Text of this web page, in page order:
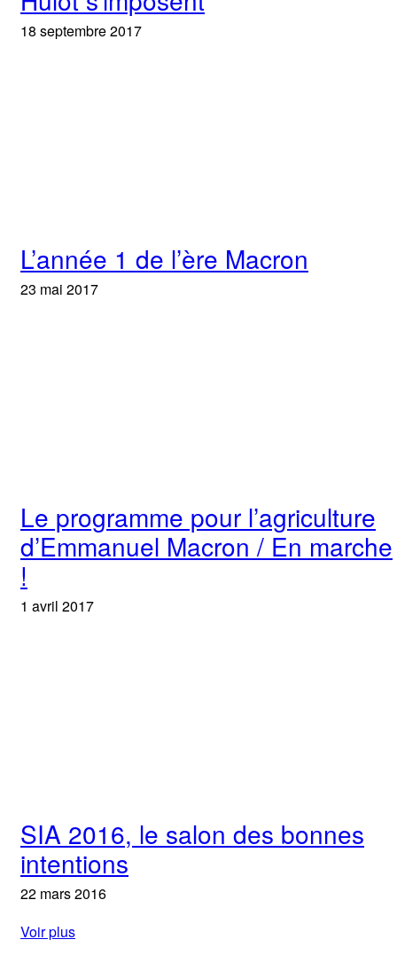
18 septembre 2017
L’année 1 de l’ère Macron
23 mai 2017
Le programme pour l’agriculture
d’Emmanuel Macron / En marche
!
1 avril 2017
SIA 2016, le salon des bonnes
intentions
22 mars 2016
Voir plus